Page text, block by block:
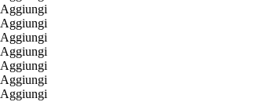
Aggiungi
Aggiungi
Aggiungi
Aggiungi
Aggiungi
Aggiungi
Aggiungi